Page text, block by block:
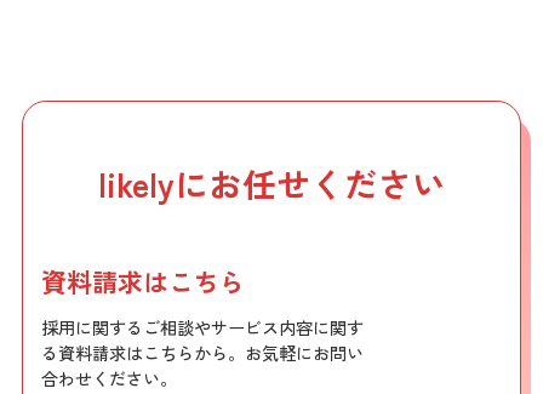
likelyにお任せください
資料請求はこちら
採用に関するご相談やサービス内容に関す
る資料請求はこちらから。お気軽にお問い
合わせください。